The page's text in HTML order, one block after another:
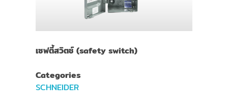
เซฟตี้สวิตช์ (safety switch)
Categories
SCHNEIDER